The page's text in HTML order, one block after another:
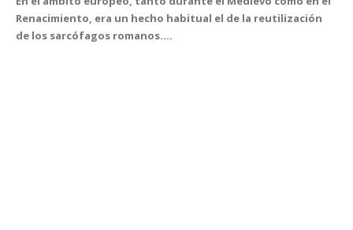
Renacimiento, era un hecho habitual el de la reutilización
de los sarcófagos romanos....